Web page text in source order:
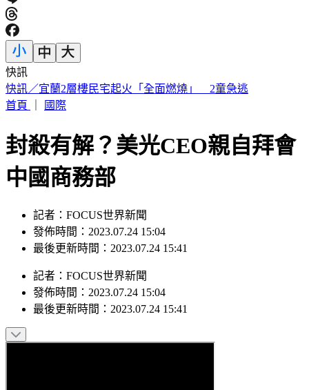
快訊
恭喜！北影影后「父親節宣布懷孕」 喜曬超音波照：輪到
我了
封殺有解？美光CEO親自拜會
中國商務部
記者：FOCUS世界新聞
發佈時間：2023.07.24 15:04
記者：FOCUS世界新聞
發佈時間：2023.07.24 15:04